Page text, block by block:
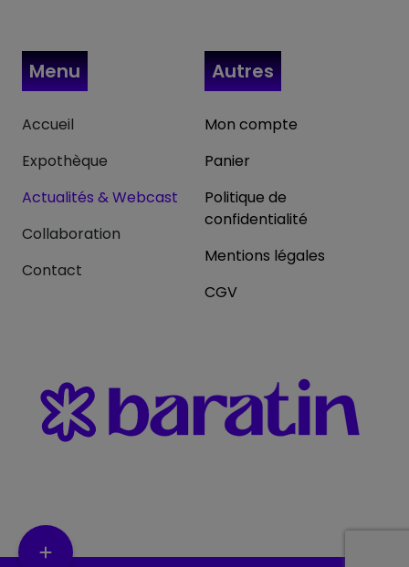
Menu
Accueil
Expothèque
Actualités & Webcast
Collaboration
Contact
Autres
Mon compte
Panier
Politique de
confidentialité
Mentions légales
CGV